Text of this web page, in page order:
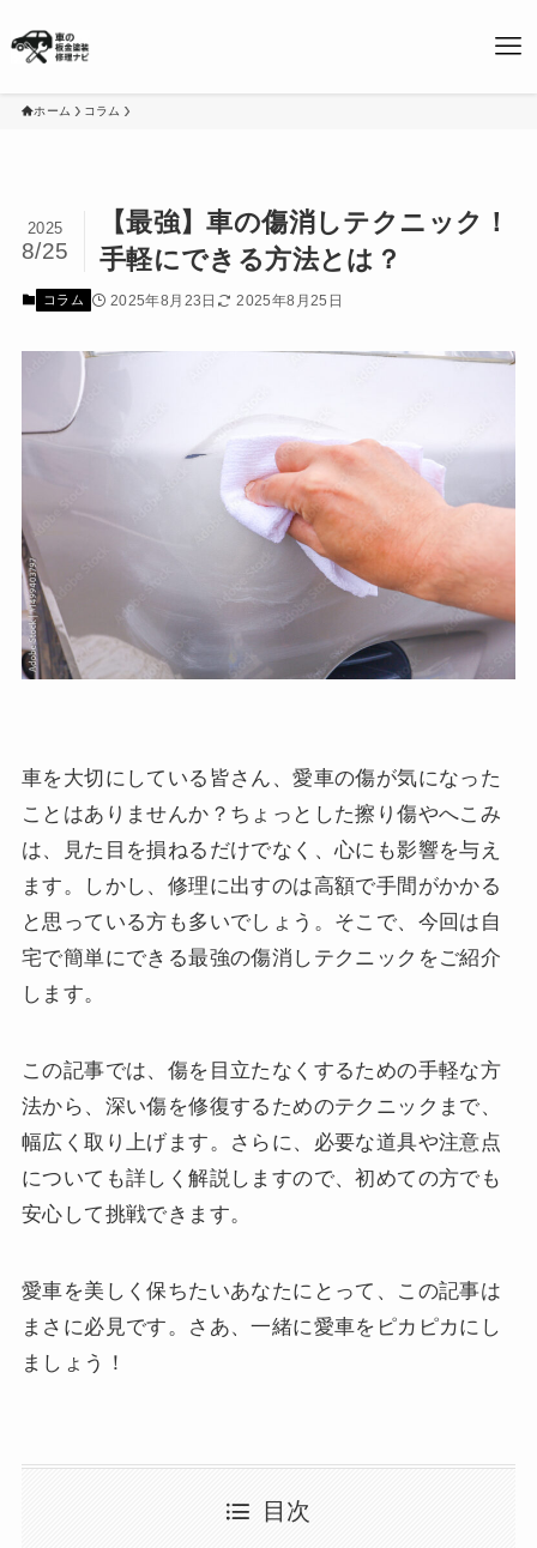
ホーム コラム
【最強】車の傷消しテクニック！
手軽にできる方法とは？
2025
8/25
コラム 2025年8月23日 2025年8月25日
車を大切にしている皆さん、愛車の傷が気になった
ことはありませんか？ちょっとした擦り傷やへこみ
は、見た目を損ねるだけでなく、心にも影響を与え
ます。しかし、修理に出すのは高額で手間がかかる
と思っている方も多いでしょう。そこで、今回は自
宅で簡単にできる最強の傷消しテクニックをご紹介
します。
この記事では、傷を目立たなくするための手軽な方
法から、深い傷を修復するためのテクニックまで、
幅広く取り上げます。さらに、必要な道具や注意点
についても詳しく解説しますので、初めての方でも
安心して挑戦できます。
愛車を美しく保ちたいあなたにとって、この記事は
まさに必見です。さあ、一緒に愛車をピカピカにし
ましょう！
目次